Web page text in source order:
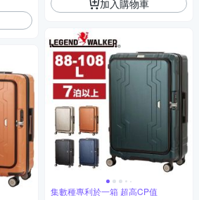
加入購物車
集數種專利於一箱 超高CP值